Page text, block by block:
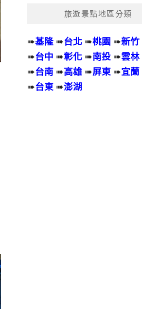
旅遊景點地區分類
➠基隆 ➠台北 ➠桃園 ➠新竹
➠台中 ➠彰化 ➠南投 ➠雲林
➠台南 ➠高雄 ➠屏東 ➠宜蘭
➠台東 ➠澎湖